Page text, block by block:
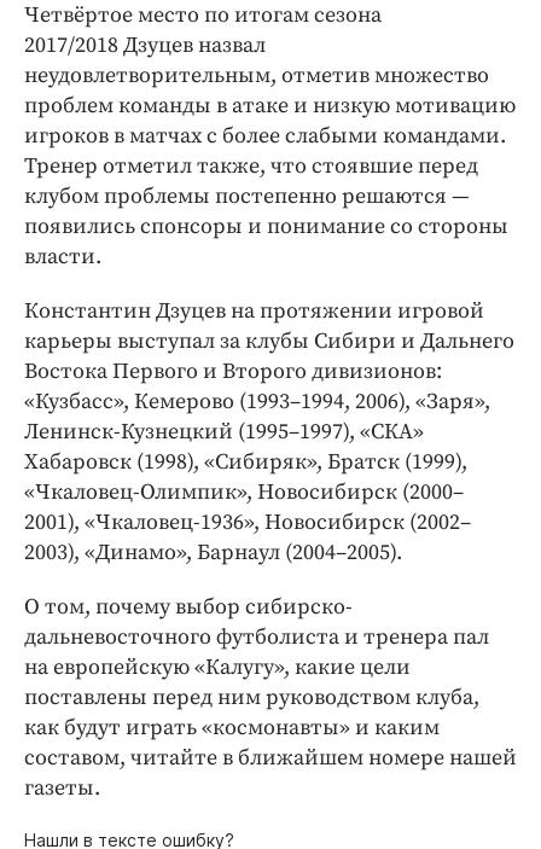
Четвёртое место по итогам сезона
2017/2018 Дзуцев назвал
неудовлетворительным, отметив множество
проблем команды в атаке и низкую мотивацию
игроков в матчах с более слабыми командами.
Тренер отметил также, что стоявшие перед
клубом проблемы постепенно решаются —
появились спонсоры и понимание со стороны
власти.
Константин Дзуцев на протяжении игровой
карьеры выступал за клубы Сибири и Дальнего
Востока Первого и Второго дивизионов:
«Кузбасс», Кемерово (1993–1994, 2006), «Заря»,
Ленинск-Кузнецкий (1995–1997), «СКА»
Хабаровск (1998), «Сибиряк», Братск (1999),
«Чкаловец-Олимпик», Новосибирск (2000–
2001), «Чкаловец‑1936», Новосибирск (2002–
2003), «Динамо», Барнаул (2004–2005).
О том, почему выбор сибирско-
дальневосточного футболиста и тренера пал
на европейскую «Калугу», какие цели
поставлены перед ним руководством клуба,
как будут играть «космонавты» и каким
составом, читайте в ближайшем номере нашей
газеты.
Нашли в тексте ошибку?